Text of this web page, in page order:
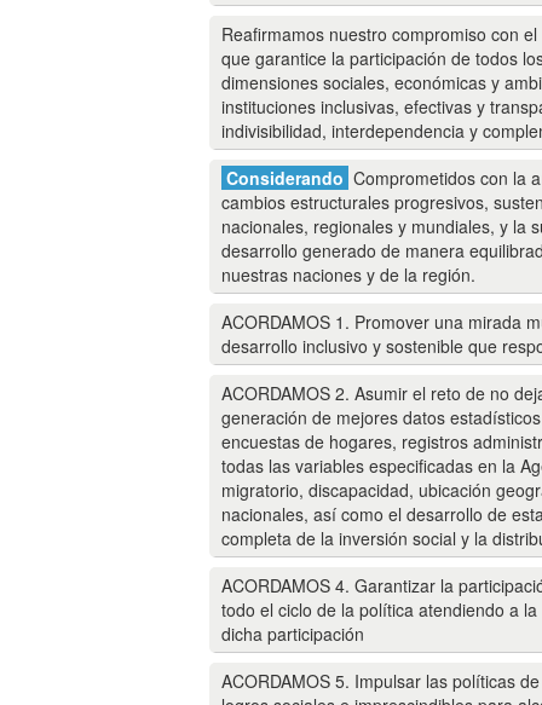
Reafirmamos nuestro compromiso con
que garantice la participación de todos
dimensiones sociales, económicas y
instituciones inclusivas, efectivas y
indivisibilidad, interdependencia y
Considerando Comprometidos con la
cambios estructurales progresivos,
nacionales, regionales y mundiales, y la
desarrollo generado de manera
nuestras naciones y de la región.
ACORDAMOS 1. Promover una mirada
desarrollo inclusivo y sostenible que
ACORDAMOS 2. Asumir el reto de no
generación de mejores datos
encuestas de hogares, registros
todas las variables especificadas en la
migratorio, discapacidad, ubicación
nacionales, así como el desarrollo de
completa de la inversión social y la
ACORDAMOS 4. Garantizar la
todo el ciclo de la política atendiendo a
dicha participación
ACORDAMOS 5. Impulsar las políticas